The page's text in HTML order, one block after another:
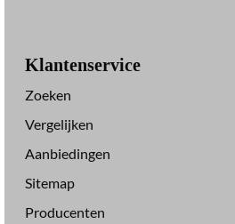
Klantenservice
Zoeken
Vergelijken
Aanbiedingen
Sitemap
Producenten